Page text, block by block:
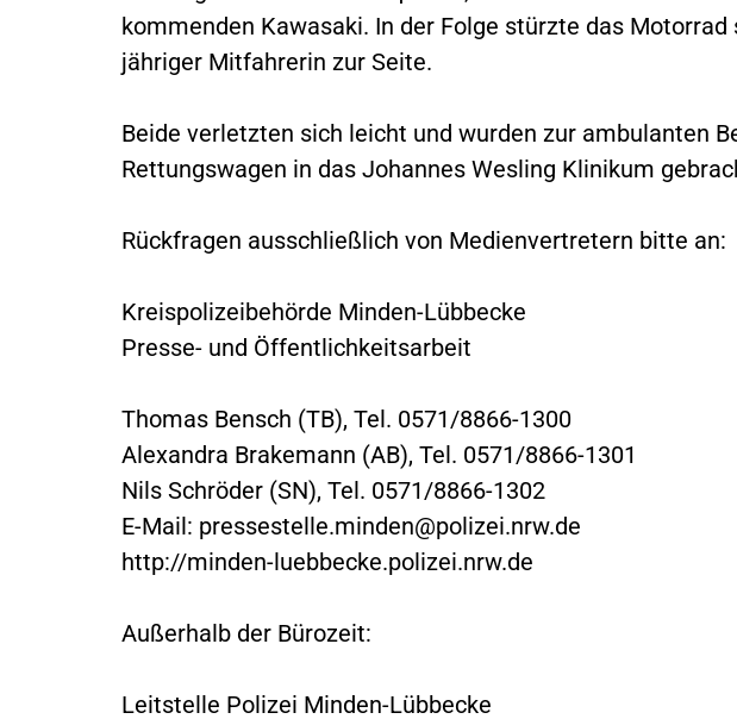
kommenden Kawasaki. In der Folge stürzte das Motorrad
jähriger Mitfahrerin zur Seite.
Beide verletzten sich leicht und wurden zur ambulanten
Rettungswagen in das Johannes Wesling Klinikum
Rückfragen ausschließlich von Medienvertretern bitte an:
Kreispolizeibehörde Minden-Lübbecke
Presse- und Öffentlichkeitsarbeit
Thomas Bensch (TB), Tel. 0571/8866-1300
Alexandra Brakemann (AB), Tel. 0571/8866-1301
Nils Schröder (SN), Tel. 0571/8866-1302
E-Mail: pressestelle.minden@polizei.nrw.de
http://minden-luebbecke.polizei.nrw.de
Außerhalb der Bürozeit:
Leitstelle Polizei Minden-Lübbecke